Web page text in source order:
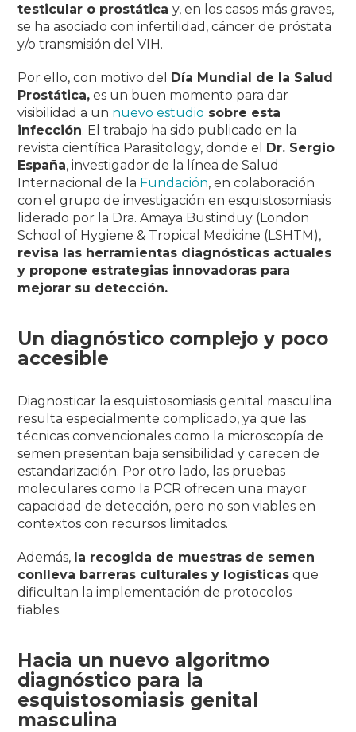
testicular o prostáticay, en los casos más graves,
se ha asociado con infertilidad, cáncer de próstata
y/o transmisión del VIH.
Por ello, con motivo del Día Mundial de la Salud
Prostática, es un buen momento para dar
visibilidad a un nuevo estudio sobre esta
infección. El trabajo ha sido publicado en la
revista científica Parasitology, donde el Dr. Sergio
España, investigador de la línea de Salud
Internacional de la Fundación, en colaboración
con el grupo de investigación en esquistosomiasis
liderado por la Dra. Amaya Bustinduy (London
School of Hygiene & Tropical Medicine (LSHTM),
revisa las herramientas diagnósticas actuales
y propone estrategias innovadoras para
mejorar su detección.
Un diagnóstico complejo y poco
accesible
Diagnosticar la esquistosomiasis genital masculina
resulta especialmente complicado, ya que las
técnicas convencionales como la microscopía de
semen presentan baja sensibilidad y carecen de
estandarización. Por otro lado, las pruebas
moleculares como la PCR ofrecen una mayor
capacidad de detección, pero no son viables en
contextos con recursos limitados.
Además, la recogida de muestras de semen
conlleva barreras culturales y logísticas que
dificultan la implementación de protocolos
fiables.
Hacia un nuevo algoritmo
diagnóstico para la
esquistosomiasis genital
masculina